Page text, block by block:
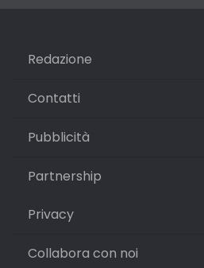
Redazione
Contatti
Pubblicità
Partnership
Privacy
Collabora con noi